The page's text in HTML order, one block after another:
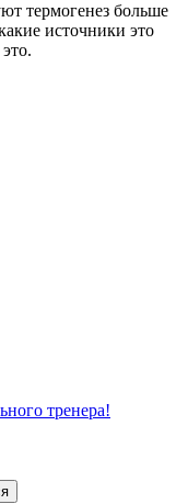
термогенез больше
источники это
тренера!